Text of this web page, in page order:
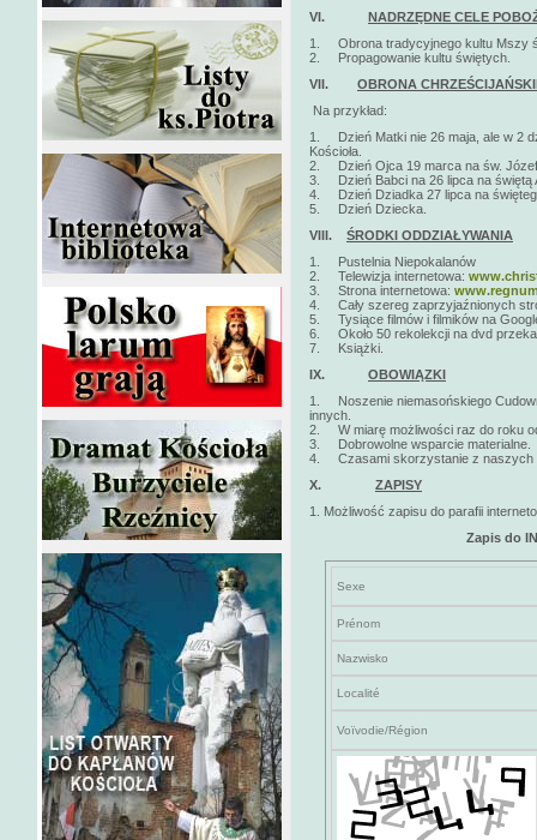
VI.
NADRZĘDNE CELE
1. Obrona tradycyjnego kultu Mszy
2. Propagowanie kultu świętych.
VII. OBRONA
Na przykład:
1. Dzień Matki nie 26 maja, ale w 2
Kościoła.
2. Dzień Ojca 19 marca na św.
3. Dzień Babci na 26 lipca na świętą
4. Dzień Dziadka 27 lipca na
5. Dzień Dziecka.
VIII. ŚRODKI ODDZIAŁYWANIA
1. Pustelnia Niepokalanów
2. Telewizja internetowa:
3. Strona internetowa:
4. Cały szereg zaprzyjaźnionych
5. Tysiące filmów i filmików na
6. Około 50 rekolekcji na dvd
7. Książki.
IX.
OBOWIĄZKI
1. Noszenie niemasońskiego
innych.
2. W miarę możliwości raz do roku
3. Dobrowolne wsparcie materialne.
4. Czasami skorzystanie z naszych
X. ZAPISY
1. Możliwość zapisu do parafii
Zapis do
Sexe
Prénom
Nazwisko
Localité
Voïvodie/Région